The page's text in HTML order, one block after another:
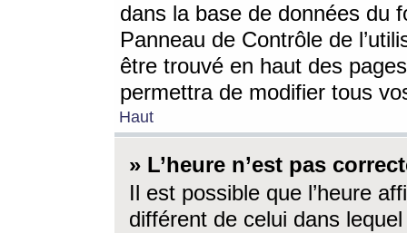
dans la base de données du
Panneau de Contrôle de
être trouvé en haut des
permettra de modifier tous
Haut
» L’heure n’est pas
Il est possible que l’heure
différent de celui dans